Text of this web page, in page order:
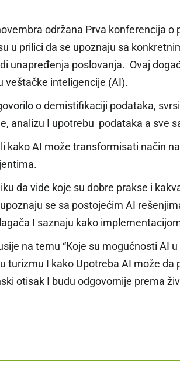
održana Prva konferencija
u prilici da se upoznaju sa
unapređenja poslovanja. Ovaj
veštačke inteligencije (AI).
o demistifikaciji podataka,
analizu I upotrebu podataka a sve
kako AI može transformisati način
da vide koje su dobre prakse i
se sa postojećim AI
I saznaju kako
na temu “Koje su mogućnosti AI
turizmu I kako Upotreba AI može
otisak I budu odgovornije prema